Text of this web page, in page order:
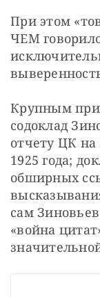
При этом
ЧЕМ
Крупным
содоклад
отчету ЦК на
1925 года;
обширных
сам
«война